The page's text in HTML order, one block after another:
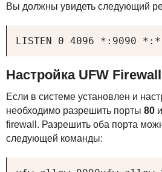
Вы должны увидеть следующий
LISTEN 0 4096 *:9090
Настройка UFW Firewall
Если в системе установлен и
необходимо разрешить порты 80 и
firewall. Разрешить оба порта
следующей команды: